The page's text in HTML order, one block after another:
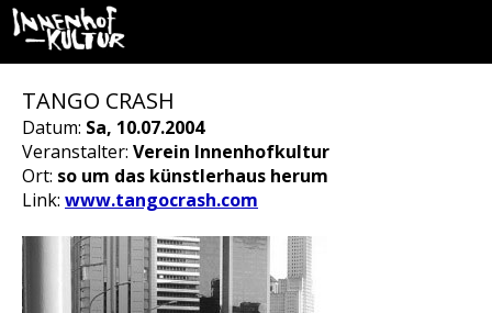
TANGO CRASH
Datum: Sa, 10.07.2004
Veranstalter: Verein Innenhofkultur
Ort: so um das künstlerhaus herum
Link: www.tangocrash.com